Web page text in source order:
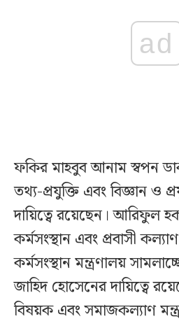
ad
ফকির মাহবুব আনাম স্বপন
তথ্য-প্রযুক্তি এবং বিজ্ঞান ও
দায়িত্বে রয়েছেন। আরিফুল
কর্মসংস্থান এবং প্রবাসী
কর্মসংস্থান মন্ত্রণালয়
জাহিদ হোসেনের দায়িত্বে
বিষয়ক এবং সমাজকল্যাণ